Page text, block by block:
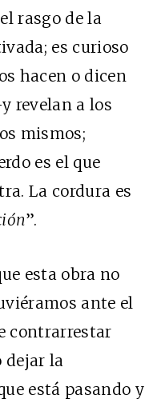
rasgo de la
es curioso
hacen o dicen
revelan a los
mismos;
es el que
La cordura es
”.
esta obra no
ante el
contrarrestar
dejar la
está pasando y